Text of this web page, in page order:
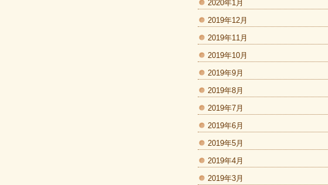
2020年1月
2019年12月
2019年11月
2019年10月
2019年9月
2019年8月
2019年7月
2019年6月
2019年5月
2019年4月
2019年3月